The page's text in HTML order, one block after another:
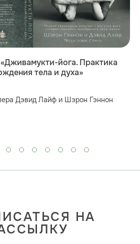
йога. Практика
тела и духа»
Дэвид Лайф и Шэрон Гэннон
НА